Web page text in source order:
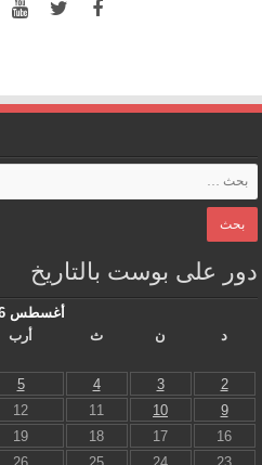
دور على بوست بالتاريخ
أغسطس 2026
د
ن ث أرب
2
3
4
5
9
10
11
12
16
17
18
19